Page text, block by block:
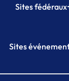
Sites fédéraux
Plateforme
Sites
Meeting de Paris